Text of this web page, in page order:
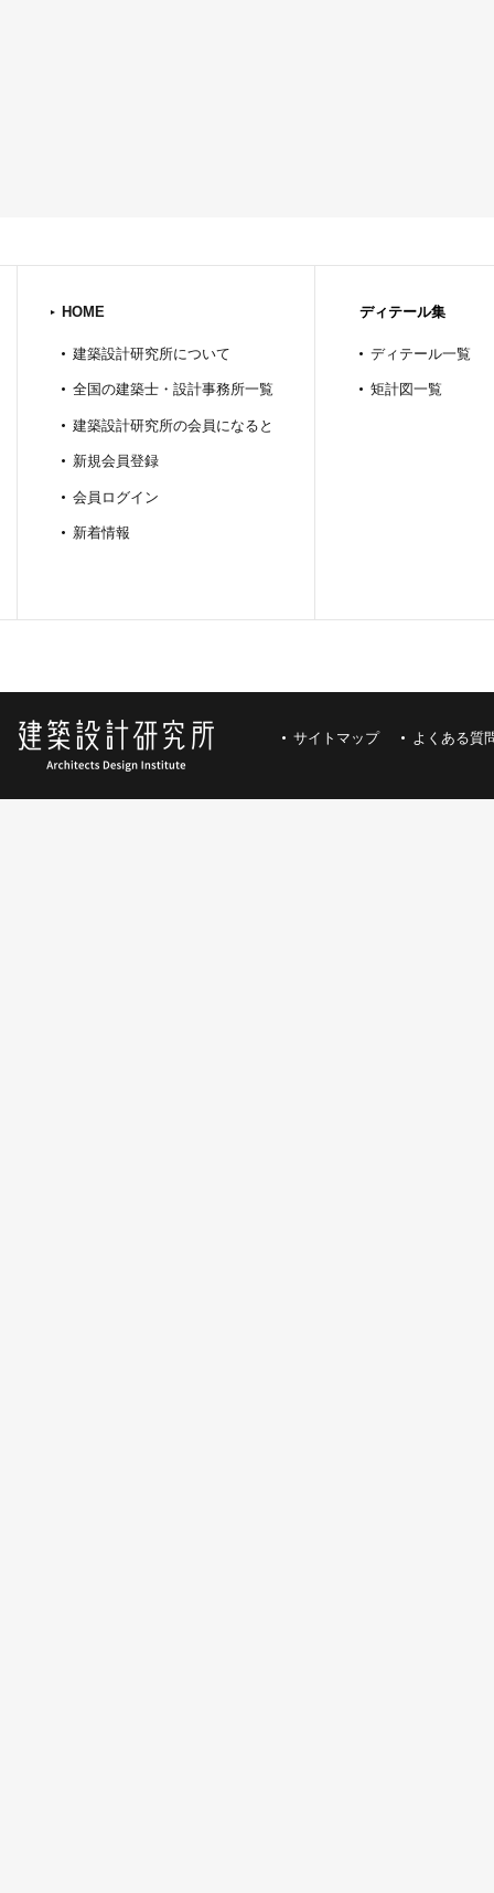
HOME
建築設計研究所について
全国の建築士・設計事務所一覧
建築設計研究所の会員になると
新規会員登録
会員ログイン
新着情報
ディテール集
ディテール一覧
矩計図一覧
サイトマップ よくある質